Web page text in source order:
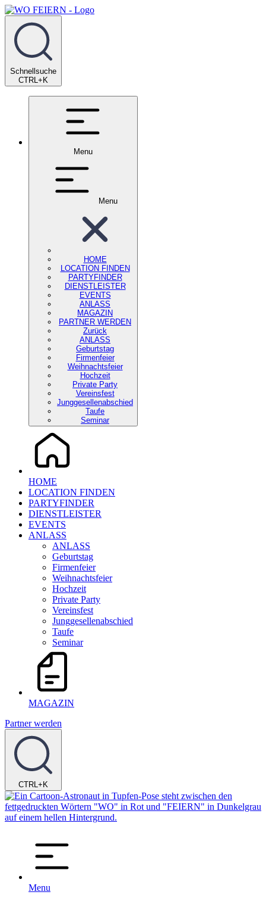
Schnellsuche
CTRL+K
Menu
Menu
HOME
LOCATION FINDEN
PARTYFINDER
DIENSTLEISTER
EVENTS
ANLASS
MAGAZIN
PARTNER WERDEN
Zurück
ANLASS
Geburtstag
Firmenfeier
Weihnachtsfeier
Hochzeit
Private Party
Vereinsfest
Junggesellenabschied
Taufe
Seminar
HOME
LOCATION FINDEN
PARTYFINDER
DIENSTLEISTER
EVENTS
ANLASS
ANLASS
Geburtstag
Firmenfeier
Weihnachtsfeier
Hochzeit
Private Party
Vereinsfest
Junggesellenabschied
Taufe
Seminar
MAGAZIN
Partner werden
CTRL+K
Menu